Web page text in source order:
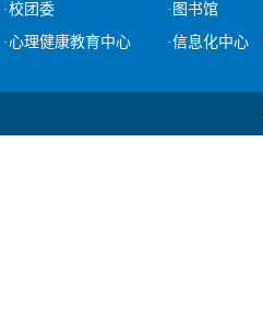
·校团委
·图书馆
·心理健康教育中心
·信息化中心